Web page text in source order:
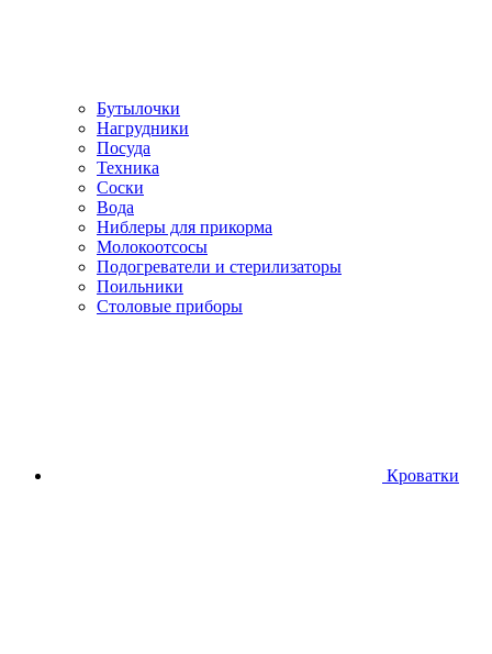
Бутылочки
Нагрудники
Посуда
Техника
Соски
Вода
Ниблеры для прикорма
Молокоотсосы
Подогреватели и стерилизаторы
Поильники
Столовые приборы
Кроватки